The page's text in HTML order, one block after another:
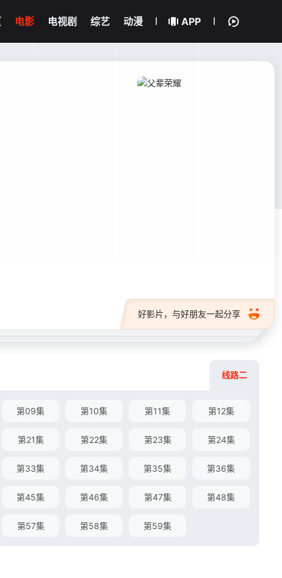
电影 电视剧 综艺 动漫 APP
好影片，与好朋友一起分享
线路二
第09集 第10集 第11集 第12集
第21集 第22集 第23集 第24集
第33集 第34集 第35集 第36集
第45集 第46集 第47集 第48集
第57集 第58集 第59集